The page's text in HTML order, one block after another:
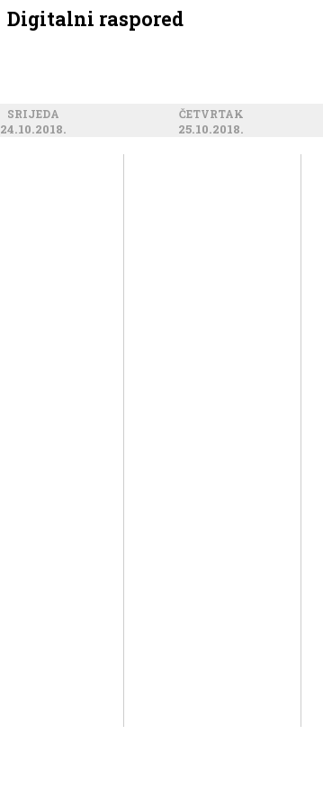
Digitalni raspored
SRIJEDA
24.10.2018.
ČETVRTAK
25.10.2018.